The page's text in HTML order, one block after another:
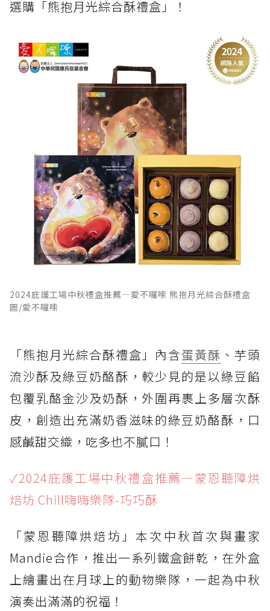
選購「熊抱月光綜合酥禮盒」！
2024庇護工場中秋禮盒推薦—愛不囉嗦 熊抱月光綜合酥禮盒
圖/愛不囉嗦
「熊抱月光綜合酥禮盒」內含蛋黃酥 、芋頭
流沙酥及綠豆奶酪酥，較少見的是以綠豆餡
包覆乳酪金沙及奶酥，外圍再裹上多層次酥
皮，創造出充滿奶香滋味的綠豆奶酪酥，口
感鹹甜交織，吃多也不膩口！
✓2024庇護工場中秋禮盒推薦—蒙恩聽障烘
焙坊 Chill嗨嗨樂隊-巧巧酥
「蒙恩聽障烘焙坊」本次中秋首次與畫家
Mandie合作，推出一系列鐵盒餅乾，在外盒
上繪畫出在月球上的動物樂隊，一起為中秋
演奏出滿滿的祝福！